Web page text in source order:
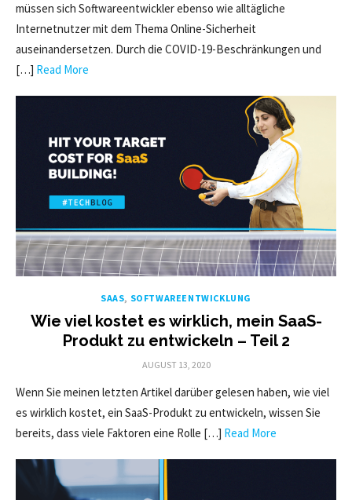
müssen sich Softwareentwickler ebenso wie alltägliche
Internetnutzer mit dem Thema Online-Sicherheit
auseinandersetzen. Durch die COVID-19-Beschränkungen und
[…] Read More
SAAS, SOFTWAREENTWICKLUNG
Wie viel kostet es wirklich, mein SaaS-
Produkt zu entwickeln – Teil 2
POSTED
AUGUST 13, 2020
Wenn Sie meinen letzten Artikel darüber gelesen haben, wie viel
es wirklich kostet, ein SaaS-Produkt zu entwickeln, wissen Sie
bereits, dass viele Faktoren eine Rolle […] Read More